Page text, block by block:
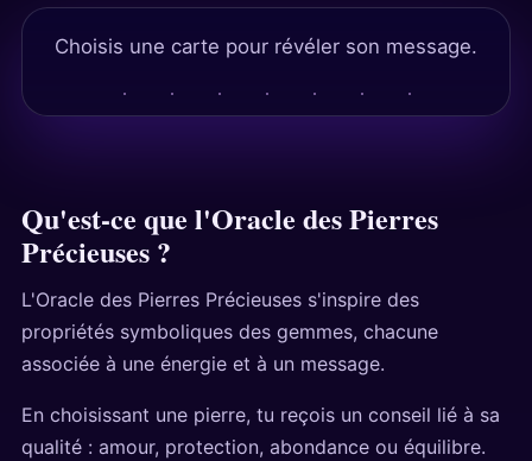
Choisis une carte pour révéler son message.
Qu'est-ce que l'Oracle des Pierres
Précieuses ?
L'Oracle des Pierres Précieuses s'inspire des
propriétés symboliques des gemmes, chacune
associée à une énergie et à un message.
En choisissant une pierre, tu reçois un conseil lié à sa
qualité : amour, protection, abondance ou équilibre.